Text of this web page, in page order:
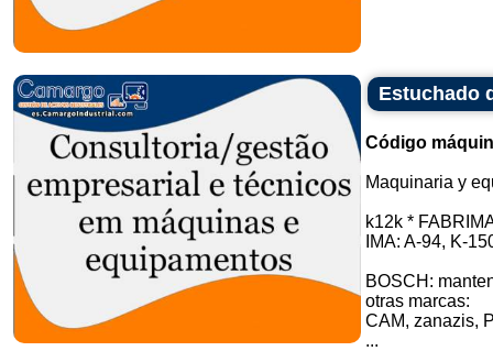
Estuchado
Código
Maquinaria y
k12k *
IMA: A-94, K-
BOSCH:
otras marcas:
CAM, zanazis,
...